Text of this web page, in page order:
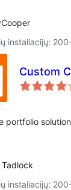
instaliacijų:
Custom
portfolio
instaliacijų: